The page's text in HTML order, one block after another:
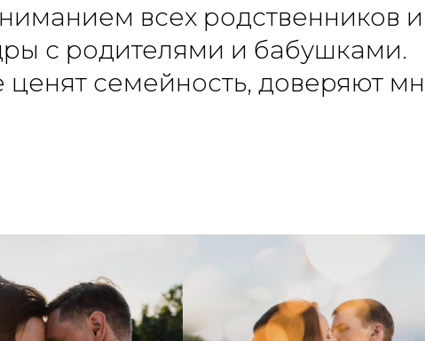
всех родственников
с родителями и бабушками.
семейность, доверяют